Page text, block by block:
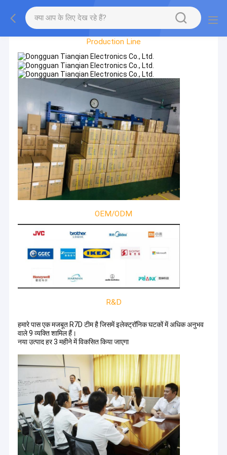
Factory Tour
Production Line
OEM/ODM
R&D
हमारे पास एक मजबूत R7D टीम है जिसमें इलेक्ट्रॉनिक घटकों में अधिक अनुभव
वाले 9 व्यक्ति शामिल हैं।
नया उत्पाद हर 3 महीने में विकसित किया जाएगा